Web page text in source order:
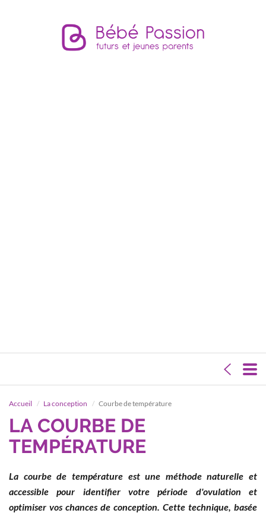
Accueil La conception Courbe de température
LA COURBE DE
TEMPÉRATURE
La courbe de température est une méthode naturelle et
accessible pour identifier votre période d'ovulation et
optimiser vos chances de conception. Cette technique, basée